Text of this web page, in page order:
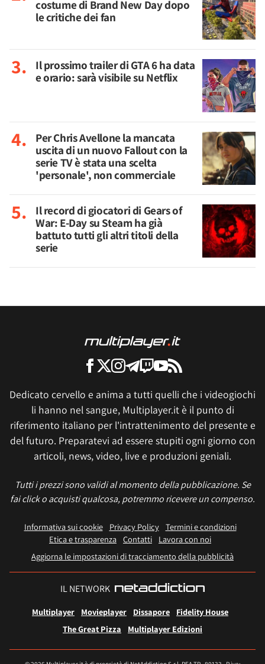
costume di Brand New Day dopo
le critiche dei fan
Il prossimo trailer di GTA 6 ha data
e orario: sarà visibile su Netflix
Per Chris Avellone la mancata
uscita di un nuovo Fallout con la
serie TV è stata una scelta
'personale', non commerciale
Il record di giocatori di Gears of
War: E-Day su Steam ha già
battuto tutti gli altri titoli della
serie
Dedicato cervello e anima a tutti quelli che i videogiochi
li hanno nel sangue, Multiplayer.it è il punto di
riferimento italiano per l'intrattenimento del presente e
del futuro. Preparatevi ad essere stupiti ogni giorno con
articoli, news, video, live e produzioni geniali.
Tutti i prezzi sono validi al momento della pubblicazione. Se
fai click o acquisti qualcosa, potremmo ricevere un compenso.
Informativa sui cookie Privacy Policy
Termini e condizioni
Etica e trasparenza Contatti
Lavora con noi
Aggiorna le impostazioni di tracciamento della pubblicità
IL NETWORK
Multiplayer Movieplayer Dissapore
Fidelity House
The Great Pizza
Multiplayer Edizioni